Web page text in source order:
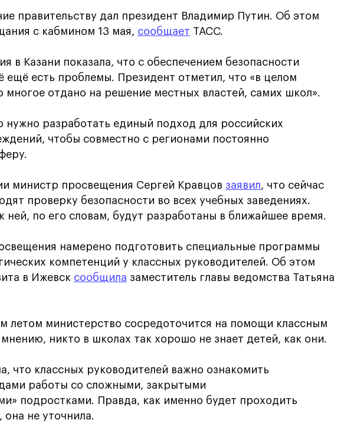
правительству дал президент Владимир Путин. Об этом
с кабмином 13 мая, сообщает ТАСС.
в Казани показала, что с обеспечением безопасности
ещё есть проблемы. Президент отметил, что «в целом
многое отдано на решение местных властей, самих школ».
нужно разработать единый подход для российских
чтобы совместно с регионами постоянно
министр просвещения Сергей Кравцов заявил, что сейчас
проверку безопасности во всех учебных заведениях.
ней, по его словам, будут разработаны в ближайшее время.
намерено подготовить специальные программы
компетенций у классных руководителей. Об этом
в Ижевск сообщила заместитель главы ведомства Татьяна
летом министерство сосредоточится на помощи классным
никто в школах так хорошо не знает детей, как они.
что классных руководителей важно ознакомить
работы со сложными, закрытыми
подростками. Правда, как именно будет проходить
не уточнила.